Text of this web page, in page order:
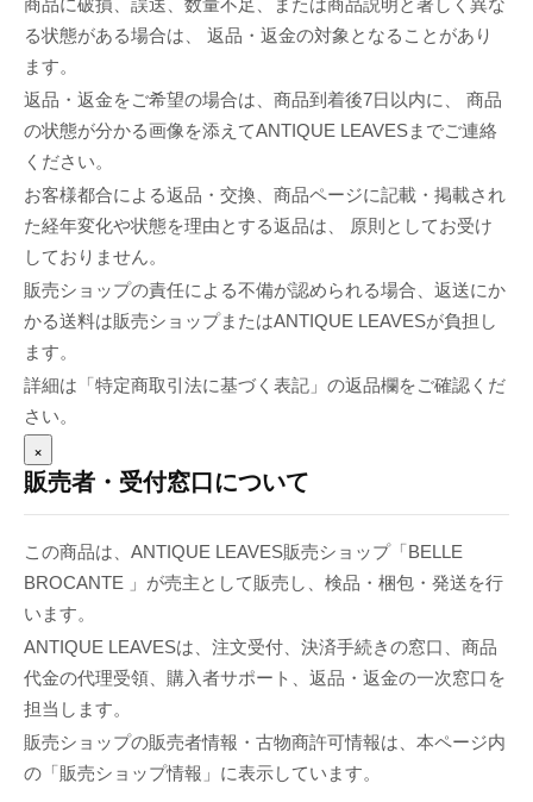
商品に破損、誤送、数量不足、または商品説明と著しく異な
る状態がある場合は、 返品・返金の対象となることがあり
ます。
返品・返金をご希望の場合は、商品到着後7日以内に、 商品
の状態が分かる画像を添えてANTIQUE LEAVESまでご連絡
ください。
お客様都合による返品・交換、商品ページに記載・掲載され
た経年変化や状態を理由とする返品は、 原則としてお受け
しておりません。
販売ショップの責任による不備が認められる場合、返送にか
かる送料は販売ショップまたはANTIQUE LEAVESが負担し
ます。
詳細は「特定商取引法に基づく表記」の返品欄をご確認くだ
さい。
×
販売者・受付窓口について
この商品は、ANTIQUE LEAVES販売ショップ「BELLE
BROCANTE 」が売主として販売し、検品・梱包・発送を行
います。
ANTIQUE LEAVESは、注文受付、決済手続きの窓口、商品
代金の代理受領、購入者サポート、返品・返金の一次窓口を
担当します。
販売ショップの販売者情報・古物商許可情報は、本ページ内
の「販売ショップ情報」に表示しています。